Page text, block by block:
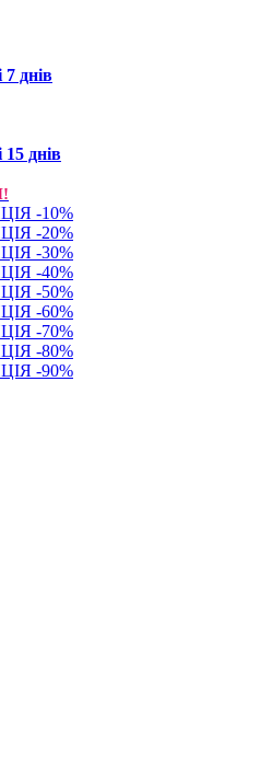
7 днiв
15 днiв
-10%
-20%
-30%
-40%
-50%
-60%
-70%
-80%
-90%